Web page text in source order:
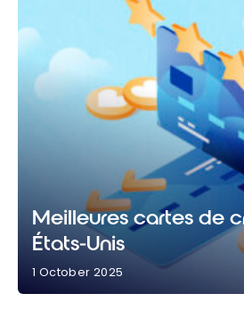
Meilleures cartes de
États-Unis
1 October 2025